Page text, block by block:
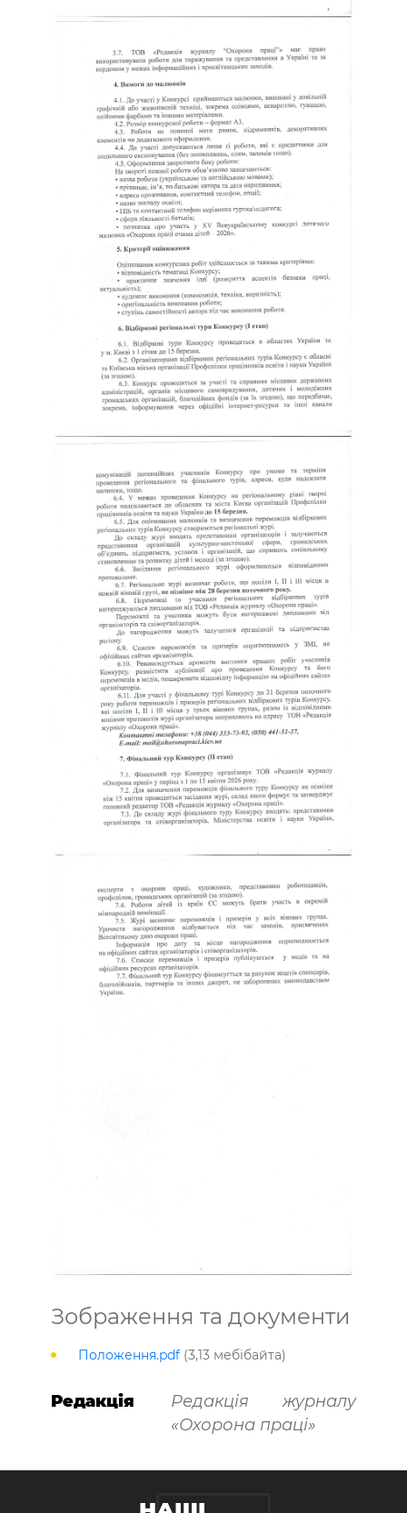
Зображення та документи
Положення.pdf(3,13 мебібайта)
Редакція
Редакція журналу
«Охорона праці»